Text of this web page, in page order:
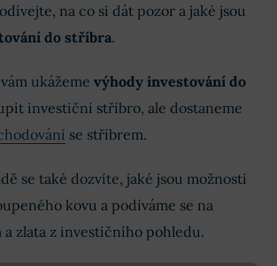
na co si dát pozor a jaké jsou
do stříbra.
ukážeme výhody investování do
investiční stříbro, ale dostaneme
se stříbrem.
se také dozvíte, jaké jsou možnosti
kovu a podíváme se na
zlata z investičního pohledu.